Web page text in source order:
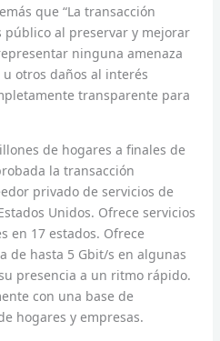
que “La transacción
al preservar y mejorar
ninguna amenaza
otros daños al interés
transparente para
de hogares a finales de
la transacción
privado de servicios de
Unidos. Ofrece servicios
en 17 estados. Ofrece
de hasta 5 Gbit/s en algunas
presencia a un ritmo rápido.
con una base de
hogares y empresas.